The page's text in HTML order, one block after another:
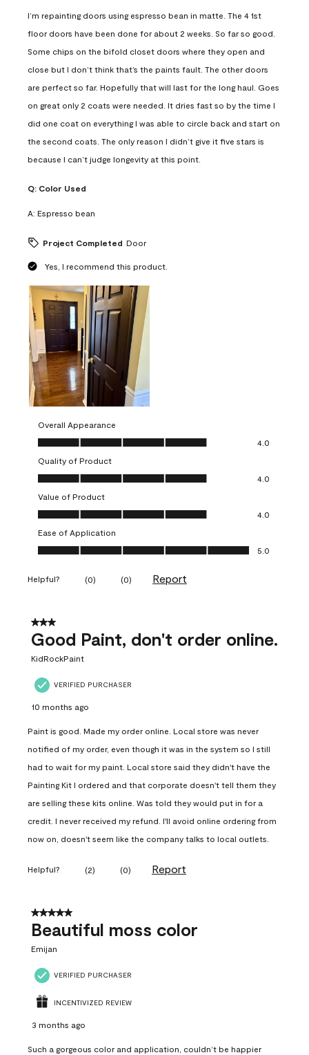
I’m repainting doors using espresso bean in matte. The 4 1st
floor doors have been done for about 2 weeks. So far so good.
Some chips on the bifold closet doors where they open and
close but I don’t think that’s the paints fault. The other doors
are perfect so far. Hopefully that will last for the long haul. Goes
on great only 2 coats were needed. It dries fast so by the time I
did one coat on everything I was able to circle back and start on
the second coats. The only reason I didn’t give it five stars is
because I can’t judge longevity at this point.
Q: Color Used
A: Espresso bean
Project Completed Door
Yes, I recommend this product.
Overall Appearance
Overall Appearance, 4.0 out of 5
4.0
Quality of Product
Quality of Product, 4.0 out of 5
4.0
Value of Product
Value of Product, 4.0 out of 5
4.0
Ease of Application
Ease of Application, 5.0 out of 5
5.0
Helpful? (0) (0) Report
3 out of 5 stars.
Good Paint, don't order online.
KidRockPaint
VERIFIED PURCHASER
10 months ago
Paint is good. Made my order online. Local store was never
notified of my order, even though it was in the system so I still
had to wait for my paint. Local store said they didn't have the
Painting Kit I ordered and that corporate doesn't tell them they
are selling these kits online. Was told they would put in for a
credit. I never received my refund. I'll avoid online ordering from
now on, doesn't seem like the company talks to local outlets.
Helpful? (2) (0) Report
5 out of 5 stars.
Beautiful moss color
Emijan
VERIFIED PURCHASER
INCENTIVIZED REVIEW
3 months ago
Such a gorgeous color and application, couldn’t be happier